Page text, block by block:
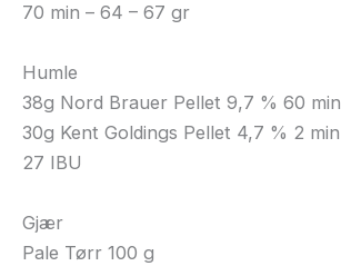
70 min – 64 – 67 gr
Humle
38g Nord Brauer Pellet 9,7 % 60 min
30g Kent Goldings Pellet 4,7 % 2 min
27 IBU
Gjær
Pale Tørr 100 g